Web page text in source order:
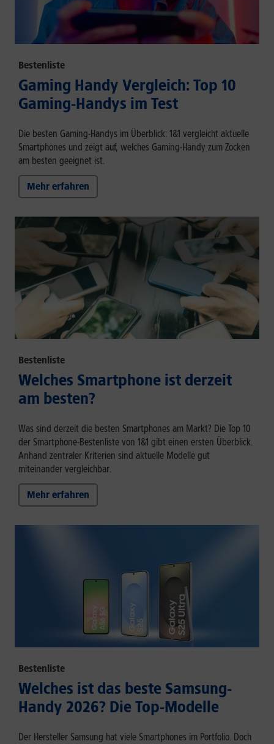
Bestenliste
Gaming Handy Vergleich: Top 10
Gaming-Handys im Test
Die besten Gaming-Handys im Überblick: 1&1 vergleicht aktuelle
Smartphones und zeigt auf, welches Gaming-Handy zum Zocken
am besten geeignet ist.
Mehr erfahren
Bestenliste
Welches Smartphone ist derzeit
am besten?
Was sind derzeit die besten Smartphones am Markt? Die Top 10
der Smartphone-Bestenliste von 1&1 gibt einen ersten Überblick.
Anhand zentraler Kriterien sind aktuelle Modelle gut
miteinander vergleichbar.
Mehr erfahren
Bestenliste
Welches ist das beste Samsung-
Handy 2026? Die Top-Modelle
Der Hersteller Samsung hat viele Smartphones im Portfolio. Doch